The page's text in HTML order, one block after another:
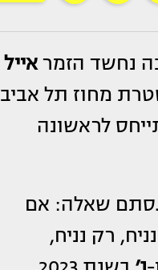
נחשד הזמראייל
מחוז תל אביב
לראשונה
שאלה: אם
רק נניח,